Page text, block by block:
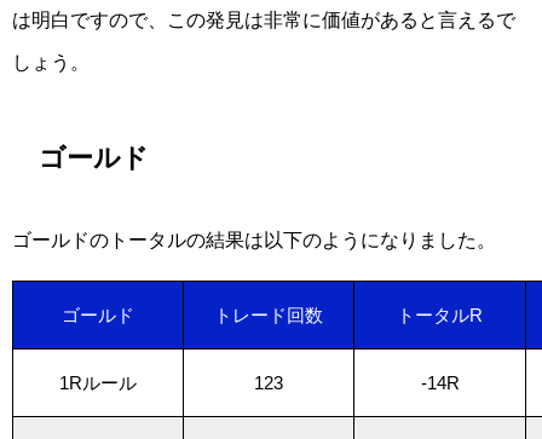
は明白ですので、この発見は非常に価値があると言えるで
しょう。
ゴールド
ゴールドのトータルの結果は以下のようになりました。
ゴールド トレード回数 トータルR
1Rルール 123 -14R